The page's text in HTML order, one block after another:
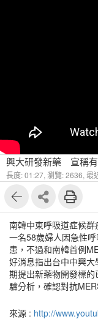
興大研發新藥 宣稱
長度: 01:27, 瀏覽: 2636, 最
南韓中東呼吸道症候群
一名58歲婦人因急性
患，不過和南韓首例
好消息指出台中中興
期提出新藥物開發標
驗分析，確認對抗
來源 : http://